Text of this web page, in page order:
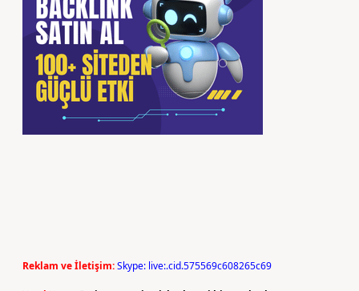
Reklam ve İletişim:Skype: live:.cid.575569c608265c69